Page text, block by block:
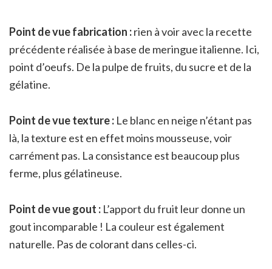
Point de vue fabrication :rien à voir avec la recette
précédente réalisée à base de meringue italienne. Ici,
point d’oeufs. De la pulpe de fruits, du sucre et de la
gélatine.
Point de vue texture : Le blanc en neige n’étant pas
là, la texture est en effet moins mousseuse, voir
carrément pas. La consistance est beaucoup plus
ferme, plus gélatineuse.
Point de vue gout : L’apport du fruit leur donne un
gout incomparable ! La couleur est également
naturelle. Pas de colorant dans celles-ci.